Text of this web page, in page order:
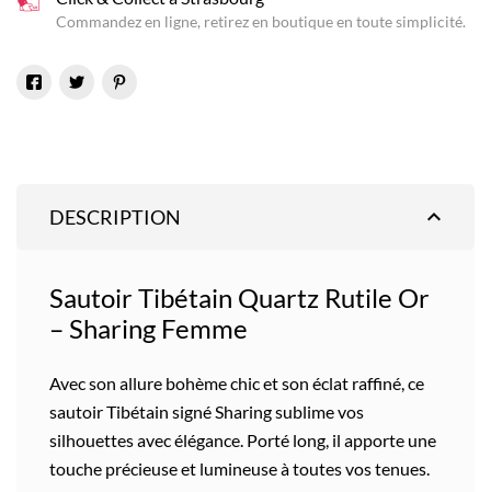
Commandez en ligne, retirez en boutique en toute simplicité.
expand_less
DESCRIPTION
Sautoir Tibétain Quartz Rutile Or
– Sharing Femme
Avec son allure bohème chic et son éclat raffiné, ce
sautoir Tibétain signé Sharingsublime vos
silhouettes avec élégance. Porté long, il apporte une
touche précieuse et lumineuse à toutes vos tenues.